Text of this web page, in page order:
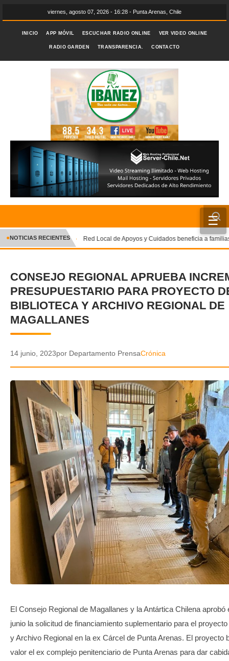
viernes, agosto 07, 2026 - 16:28 - Punta Arenas, Chile
INICIO APP MÓVIL ESCUCHAR RADIO ONLINE VER VIDEO ONLINE
RADIO GARDEN TRANSPARENCIA. CONTACTO
☰
INICIO
CRÓNICA
DEPORTES
ENTRETENIMIENTO Y CULTURA
POLICIAL
VIDEOS
GALERIA DE FOTOS
APP MÓVIL
TRANSPARENCIA
✕
●NOTICIAS RECIENTES Red Local de Apoyos y Cuidados beneficia a
CONSEJO REGIONAL APRUEBA
PRESUPUESTARIO PARA PROYECTO
BIBLIOTECA Y ARCHIVO REGIONAL DE
MAGALLANES
14 junio, 2023por Departamento PrensaCrónica
El Consejo Regional de Magallanes y la Antártica Chilena aprobó
junio la solicitud de financiamiento suplementario para el
y Archivo Regional en la ex Cárcel de Punta Arenas. El proyecto
valor el ex complejo penitenciario de Punta Arenas para dar